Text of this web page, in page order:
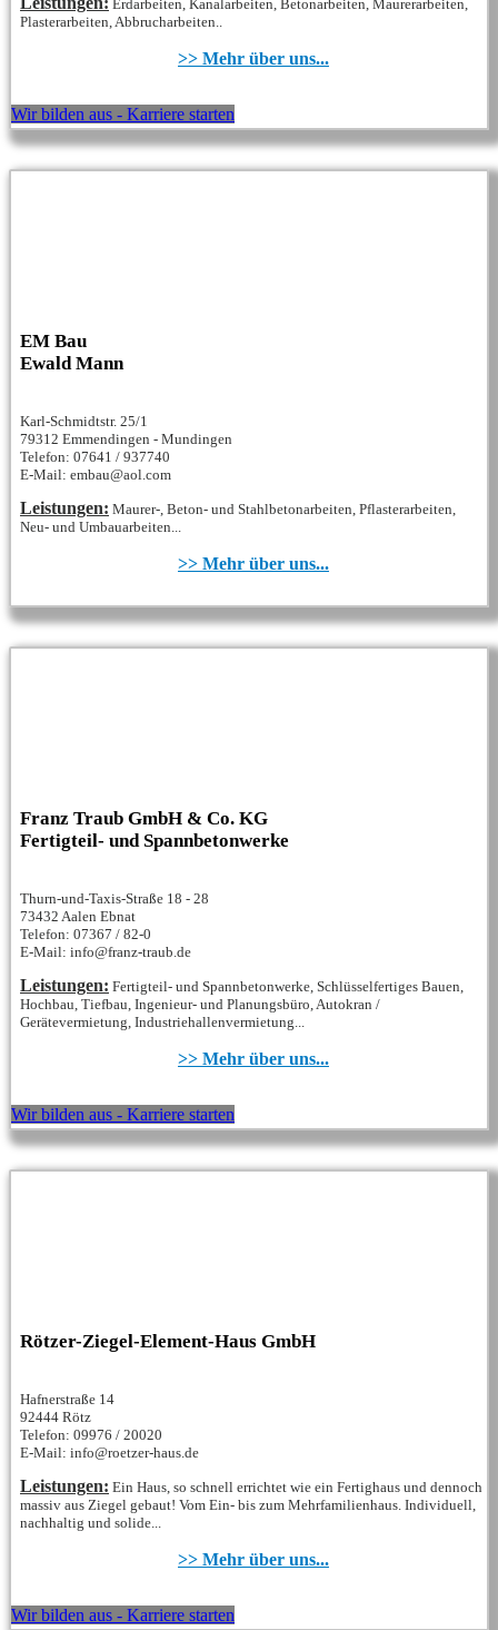
Erdarbeiten, Kanalarbeiten, Betonarbeiten, Maurerarbeiten,
Plasterarbeiten, Abbrucharbeiten..
>> Mehr über uns...
Wir bilden aus - Karriere starten
EM Bau
Ewald Mann
Karl-Schmidtstr. 25/1
79312 Emmendingen - Mundingen
Telefon: 07641 / 937740
E-Mail: embau@aol.com
Leistungen: Maurer-, Beton- und Stahlbetonarbeiten, Pflasterarbeiten,
Neu- und Umbauarbeiten...
>> Mehr über uns...
Franz Traub GmbH & Co. KG
Fertigteil- und Spannbetonwerke
Thurn-und-Taxis-Straße 18 - 28
73432 Aalen Ebnat
Telefon: 07367 / 82-0
E-Mail: info@franz-traub.de
Leistungen: Fertigteil- und Spannbetonwerke, Schlüsselfertiges Bauen,
Hochbau, Tiefbau, Ingenieur- und Planungsbüro, Autokran /
Gerätevermietung, Industriehallenvermietung...
>> Mehr über uns...
Wir bilden aus - Karriere starten
Rötzer-Ziegel-Element-Haus GmbH
Hafnerstraße 14
92444 Rötz
Telefon: 09976 / 20020
E-Mail: info@roetzer-haus.de
Leistungen: Ein Haus, so schnell errichtet wie ein Fertighaus und dennoch
massiv aus Ziegel gebaut! Vom Ein- bis zum Mehrfamilienhaus. Individuell,
nachhaltig und solide...
>> Mehr über uns...
Wir bilden aus - Karriere starten